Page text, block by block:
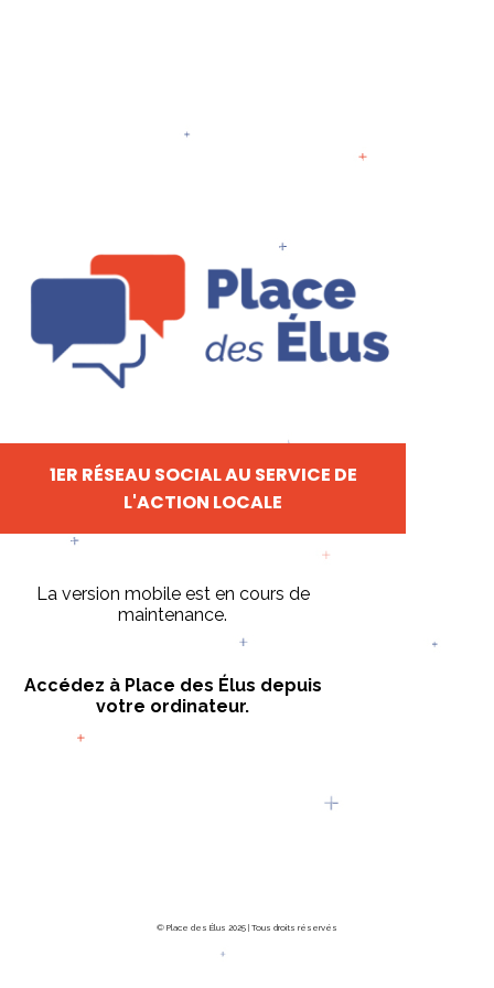
1ER RÉSEAU SOCIAL AU SERVICE DE
L'ACTION LOCALE
La version mobile est en cours de
maintenance.
Accédez à Place des Élus depuis
votre ordinateur.
© Place des Élus 2025 | Tous droits réservés